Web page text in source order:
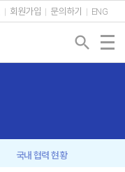
회원가입 문의하기 ENG
search
국내 협력 현황